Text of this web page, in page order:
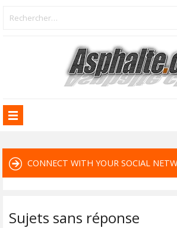
CONNECT WITH YOUR SOCIAL
Sujets sans réponse